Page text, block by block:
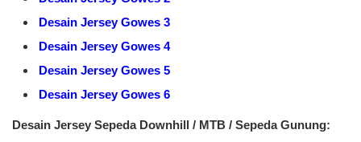
Desain Jersey Gowes 3
Desain Jersey Gowes 4
Desain Jersey Gowes 5
Desain Jersey Gowes 6
Desain Jersey Sepeda Downhill / MTB / Sepeda Gunung: